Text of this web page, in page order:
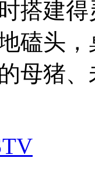
搭建
磕头
母猪